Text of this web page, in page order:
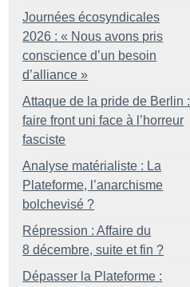
Journées écosyndicales
2026 : « Nous avons pris
conscience d’un besoin
d’alliance »
Attaque de la pride de Berlin :
faire front uni face à l’horreur
fasciste
Analyse matérialiste : La
Plateforme, l’anarchisme
bolchevisé ?
Répression : Affaire du
8 décembre, suite et fin ?
Dépasser la Plateforme :